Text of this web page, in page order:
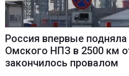
Россия впервые
Омского НПЗ в 2500 км
закончилось провалом